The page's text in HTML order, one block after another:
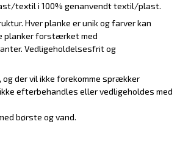
textil i 100% genanvendt textil/plast.
Hver planke er unik og farver kan
planker forstærket med
Vedligeholdelsesfrit og
der vil ikke forekomme sprækker
efterbehandles eller vedligeholdes med
børste og vand.